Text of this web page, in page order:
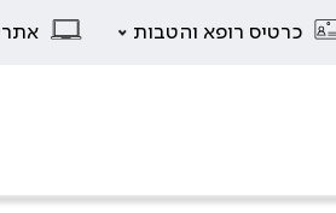
כרטיס רופא והטבות